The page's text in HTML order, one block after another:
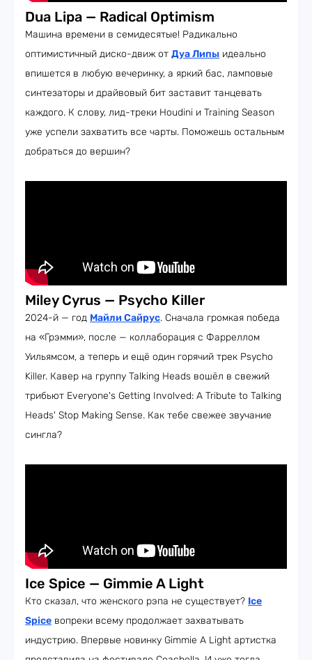
Dua Lipa — Radical Optimism
Машина времени в семидесятые! Радикально
оптимистичный диско-движ от Дуа Липы идеально
впишется в любую вечеринку, а яркий бас, ламповые
синтезаторы и драйвовый бит заставит танцевать
каждого. К слову, лид-треки Houdini и Training Season
уже успели захватить все чарты. Поможешь остальным
добраться до вершин?
Miley Cyrus — Psycho Killer
2024-й — год Майли Сайрус. Сначала громкая победа
на «Грэмми», после — коллаборация с Фарреллом
Уильямсом, а теперь и ещё один горячий трек Psycho
Killer. Кавер на группу Talking Heads вошёл в свежий
трибьют Everyone's Getting Involved: A Tribute to Talking
Heads' Stop Making Sense. Как тебе свежее звучание
сингла?
Ice Spice — Gimmie A Light
Кто сказал, что женского рэпа не существует? Ice
Spice вопреки всему продолжает захватывать
индустрию. Впервые новинку Gimmie A Light артистка